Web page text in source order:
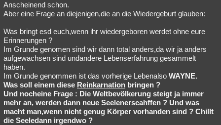
Anscheinend schon.
Aber eine Frage an diejenigen,die an die Wiedergeburt glauben:
Was bringt esd euch,wenn ihr wiedergeboren werdet ohne eure
Erinnerungen ?
Im Grunde genomen sind wir dann total anders,da wir ja anders
aufgewachsen sind undandere Lebenserfahrung gesammelt
haben.
Im Grunde genommen ist das vorherige Lebenalso WAYNE.
Was soll einem diese Reinkarnation bringen ?
Und nocheine Frage : Die Weltbevölkerung steigt ja immer
mehr an, werden dann neue Seelenerscahffen ? Und was
macht man,wenn nicht genug Körper vorhanden sind ? Chillt
die Seeledann irgendwo ?